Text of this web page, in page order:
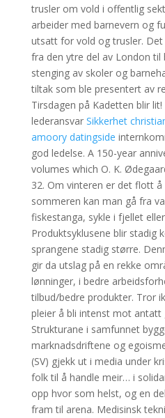
trusler om vold i offentlig
arbeider med barnevern og
utsatt for vold og trusler.
fra den ytre del av London til
stenging av skoler og
tiltak som ble presentert av
Tirsdagen på Kadetten blir
lederansvar Sikkerhet
amoory datingside
god ledelse. A 150-year
volumes which O. K.
32. Om vinteren er det flott
sommeren kan man gå fra
fiskestanga, sykle i fjellet
Produktsyklusene blir stadig
sprangene stadig større.
gir da utslag på en rekke
lønninger, i bedre
tilbud/bedre produkter. Tror
pleier å bli intenst mot antatt
Strukturane i samfunnet
marknadsdriftene og
(SV) gjekk ut i media under
folk til å handle meir… i
opp hvor som helst, og en
fram til arena. Medisinsk